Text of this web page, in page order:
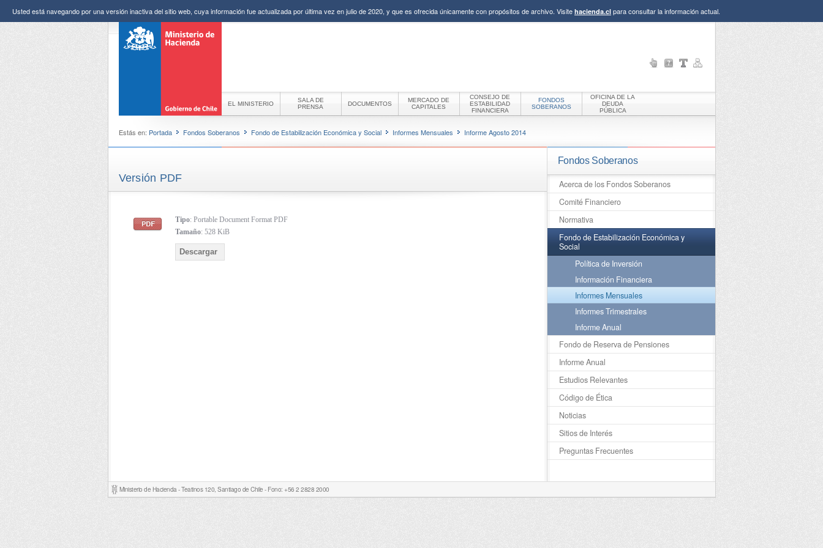
Usted está navegando por una versión inactiva del sitio web, cuya información fue actualizada por última vez en julio de 2020, y que es ofrecida únicamente con propósitos de archivo. Visite hacienda.cl para consultar la información actual.
EL MINISTERIO
SALA DE
PRENSA
DOCUMENTOS
MERCADO DE
CAPITALES
CONSEJO DE
ESTABILIDAD
FINANCIERA
FONDOS
SOBERANOS
OFICINA DE LA
DEUDA
PÚBLICA
Estás en: Portada Fondos Soberanos Fondo de Estabilización Económica y Social Informes Mensuales Informe Agosto 2014
Fondos Soberanos
Acerca de los Fondos Soberanos
Comité Financiero
Normativa
Fondo de Estabilización Económica y
Social
Política de Inversión
Información Financiera
Informes Mensuales
Informes Trimestrales
Informe Anual
Fondo de Reserva de Pensiones
Informe Anual
Estudios Relevantes
Código de Ética
Noticias
Sitios de Interés
Preguntas Frecuentes
Versión PDF
Tipo: Portable Document Format PDF
Tamaño: 528 KiB
Descargar
Ministerio de Hacienda - Teatinos 120, Santiago de Chile - Fono: +56 2 2828 2000